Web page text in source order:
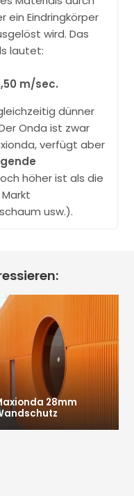
ein Eindringkörper
wird. Das
lautet:
m/sec.
dünner
Onda ist zwar
verfügt aber
höher ist als die
usw.).
28mm